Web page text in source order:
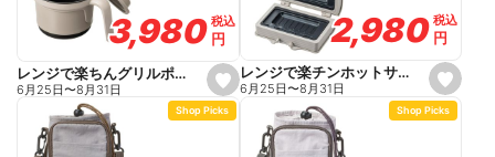
o
r
i
e
o
r
i
e
s
e
t
3,980
3,980税込
税込
円
円
レンジで楽ちんグリルポット
6月25日〜8月31日
s
e
t
2,980
2,980 税込
税込
円
円
レンジで楽チンホットサンドメーカー
6月25日〜8月31日
Shop Picks Shop Picks